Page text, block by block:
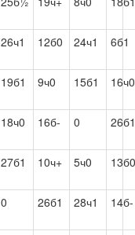
26ч1 12б0 24ч1 6б1
19б1 9ч0 15б1 16ч0
18ч0 16б- 0 26б1
27б1 10ч+ 5ч0 13б0
0 26б1 28ч1 14б-